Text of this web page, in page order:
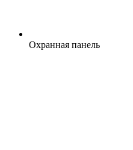
Охранная панель